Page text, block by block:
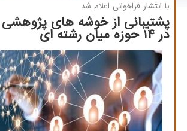
با انتشار فراخوانی اعلام شد
پشتیبانی از خوشه های
در 14 حوزه میان رشته ای